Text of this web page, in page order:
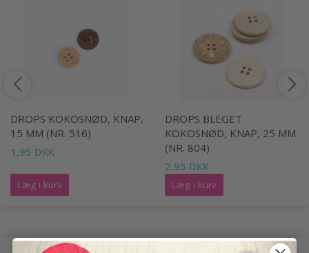
DROPS KOKOSNØD, KNAP,
15 MM (NR. 516)
1,95 DKK
Læg i kurv
DROPS BLEGET
KOKOSNØD, KNAP, 25 MM
(NR. 804)
2,95 DKK
Læg i kurv